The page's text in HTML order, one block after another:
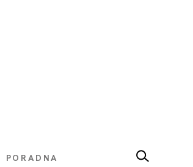
PORADNA